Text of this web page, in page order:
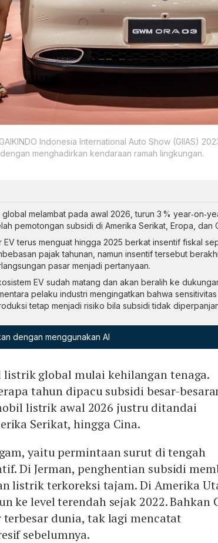
Indonesia International Auto Show (GIIAS)
menghadirkan kendaraan ramah lingkungan.
melambat pada awal 2026, turun 3 %
pemotongan subsidi di Amerika Serikat, Eropa, dan
EV terus menguat hingga 2025 berkat insentif fiskal
pajak tahunan, namun insentif tersebut
pasar menjadi pertanyaan.
EV sudah matang dan akan beralih ke
pelaku industri mengingatkan bahwa
tetap menjadi risiko bila subsidi tidak
dengan menggunakan AI
global mulai kehilangan tenaga.
tahun dipacu subsidi besar-
listrik awal 2026 justru ditandai
Serikat, hingga Cina.
yaitu permintaan surut di tengah
Di Jerman, penghentian subsidi
listrik terkoreksi tajam. Di Amerika
ke level terendah sejak 2022. Bahkan
terbesar dunia, tak lagi mencatat
sebelumnya.